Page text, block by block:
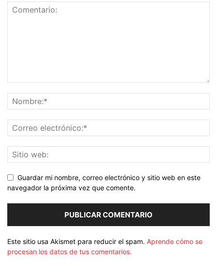
Guardar mi nombre, correo electrónico y sitio web en este
navegador la próxima vez que comente.
Este sitio usa Akismet para reducir el spam. Aprende cómo se
procesan los datos de tus comentarios.